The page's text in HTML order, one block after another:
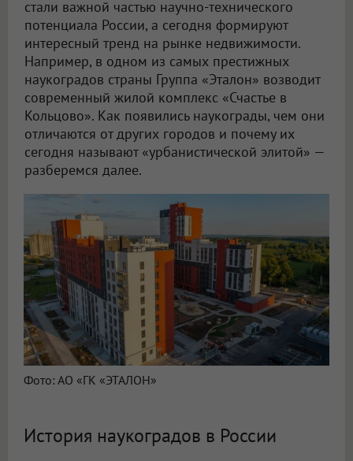
стали важной частью научно-технического
потенциала России, а сегодня формируют
интересный тренд на рынке недвижимости.
Например, в одном из самых престижных
наукоградов страны Группа «Эталон» возводит
современный жилой комплекс «Счастье в
Кольцово». Как появились наукограды, чем они
отличаются от других городов и почему их
сегодня называют «урбанистической элитой» —
разберемся далее.
Фото: АО «ГК «ЭТАЛОН»
История наукоградов в России